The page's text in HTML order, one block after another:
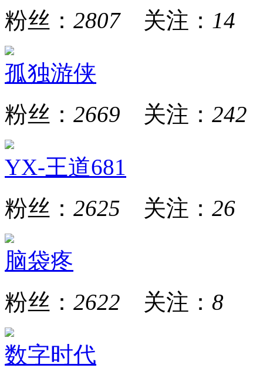
粉丝： 2807关注： 14
孤独游侠
粉丝： 2669 关注： 242
YX-王道681
粉丝： 2625 关注： 26
脑袋疼
粉丝： 2622 关注： 8
数字时代